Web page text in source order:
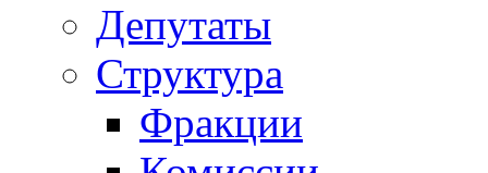
Депутаты
Структура
Фракции